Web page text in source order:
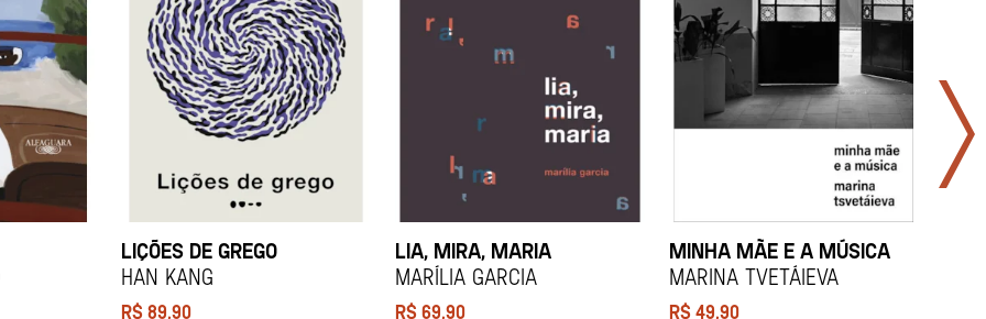
LIÇÕES DE GREGO
HAN KANG
R$89,90
LIA, MIRA, MARIA
Marília Garcia
R$69,90
MINHA MÃE E A MÚSICA
Marina Tvetáieva
R$49,90